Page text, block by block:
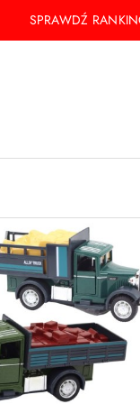
SPRAWDŹ